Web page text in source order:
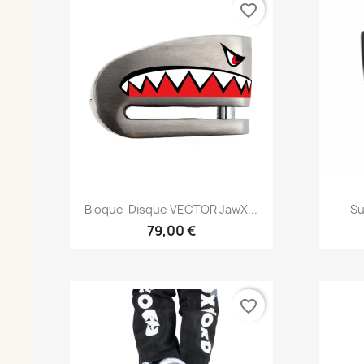
Aperçu rapide
Bloque-Disque VECTOR JawX...
79,00 €
favorite_border
favorite_border